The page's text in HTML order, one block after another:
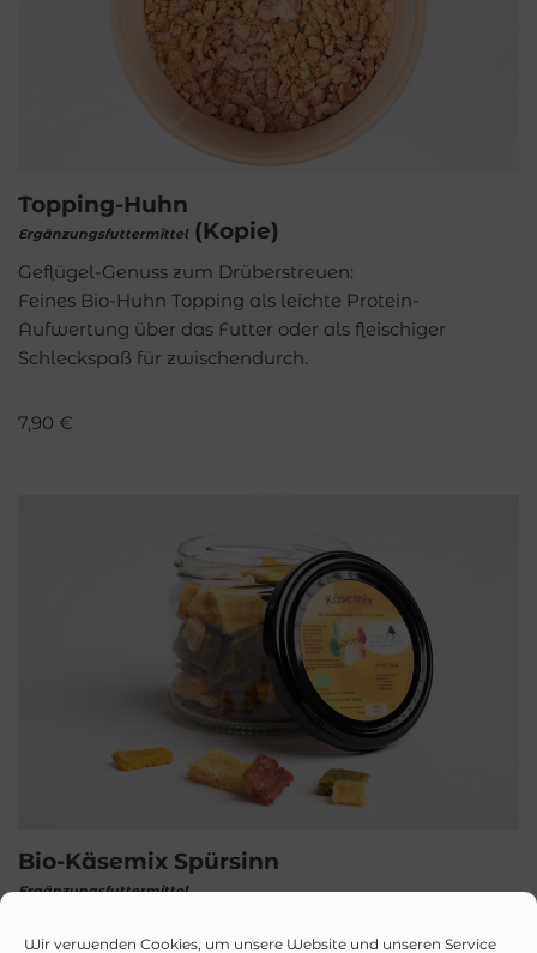
Wir verwenden Cookies, um unsere Website und unseren Service
Topping-Huhn
Ergänzungsfuttermittel(Kopie)
Geflügel-Genuss zum Drüberstreuen:
Feines Bio-Huhn Topping als leichte Protein-
Aufwertung über das Futter oder als fleischiger
Schleckspaß für zwischendurch.
7,90 €
Bio-Käsemix Spürsinn
Ergänzungsfuttermittel